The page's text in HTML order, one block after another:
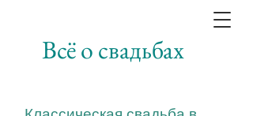
Всё о свадьбах